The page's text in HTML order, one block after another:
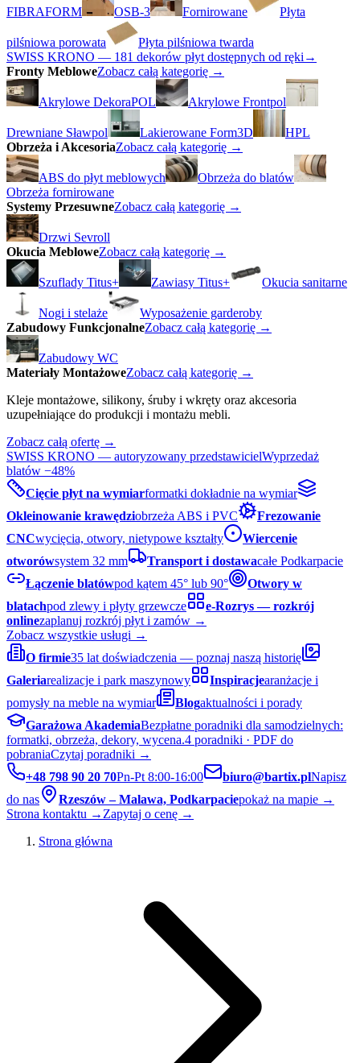
FIBRAFORM OSB-3 Fornirowane Płyta
pilśniowa porowata
Płyta pilśniowa twarda
SWISS KRONO — 181 dekorów płyt dostępnych od ręki →
Fronty MebloweZobacz całą kategorię →
Akrylowe DekoraPOL Akrylowe Frontpol
Drewniane Sławpol Lakierowane Form3D
HPL
Obrzeża i AkcesoriaZobacz całą kategorię →
ABS do płyt meblowych
Obrzeża do blatów
Obrzeża fornirowane
Systemy PrzesuwneZobacz całą kategorię →
Drzwi Sevroll
Okucia MebloweZobacz całą kategorię →
Szuflady Titus+ Zawiasy Titus+ Okucia sanitarne
Nogi i stelaże
Wyposażenie garderoby
Zabudowy FunkcjonalneZobacz całą kategorię →
Zabudowy WC
Materiały MontażoweZobacz całą kategorię →
Kleje montażowe, silikony, śruby i wkręty oraz akcesoria
uzupełniające do produkcji i montażu mebli.
Zobacz całą ofertę →
SWISS KRONO — autoryzowany przedstawicielWyprzedaż
blatów −48%
Cięcie płyt na wymiarformatki dokładnie na wymiar
Okleinowanie krawędziobrzeża ABS i PVC
Frezowanie
CNCwycięcia, otwory, nietypowe kształty
Wiercenie
otworówsystem 32 mm Transport i dostawacałe Podkarpacie
Łączenie blatówpod kątem 45° lub 90°
Otwory w
blatachpod zlewy i płyty grzewcze
e-Rozrys — rozkrój
onlinezaplanuj rozkrój płyt i zamów →
Zobacz wszystkie usługi →
O firmie35 lat doświadczenia — poznaj naszą historię
Galeriarealizacje i park maszynowy Inspiracjearanżacje i
pomysły na meble na wymiar
Blogaktualności i porady
Garażowa AkademiaBezpłatne poradniki dla samodzielnych:
formatki, obrzeża, dekory, wycena.4 poradniki · PDF do
pobraniaCzytaj poradniki →
+48 798 90 20 70Pn-Pt 8:00-16:00 biuro@bartix.plNapisz
do nas
Rzeszów – Malawa, Podkarpaciepokaż na mapie →
Strona kontaktu → Zapytaj o cenę →
Strona główna